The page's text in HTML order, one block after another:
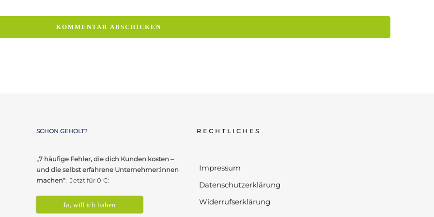
SCHON GEHOLT?
„7 häufige Fehler, die dich Kunden kosten –
und die selbst erfahrene Unternehmer:innen
machen“: Jetzt für 0 €:
Ja, will ich haben
RECHTLICHES
Impressum
Datenschutzerklärung
Widerrufserklärung